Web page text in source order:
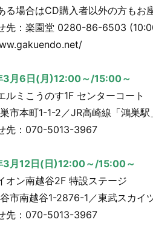
る場合はCD購入者以外の方もお
先：楽園堂 0280-86-6503
月6日(月)12:00～/15:00～
ルミこうのす1F センターコート
市本町1-1-2／JR高崎線「鴻巣
先：070-5013-3967
月12日(日)12:00～/15:00～
オン南越谷2F 特設ステージ
市南越谷1-2876-1／東武スカイ
先：070-5013-3967